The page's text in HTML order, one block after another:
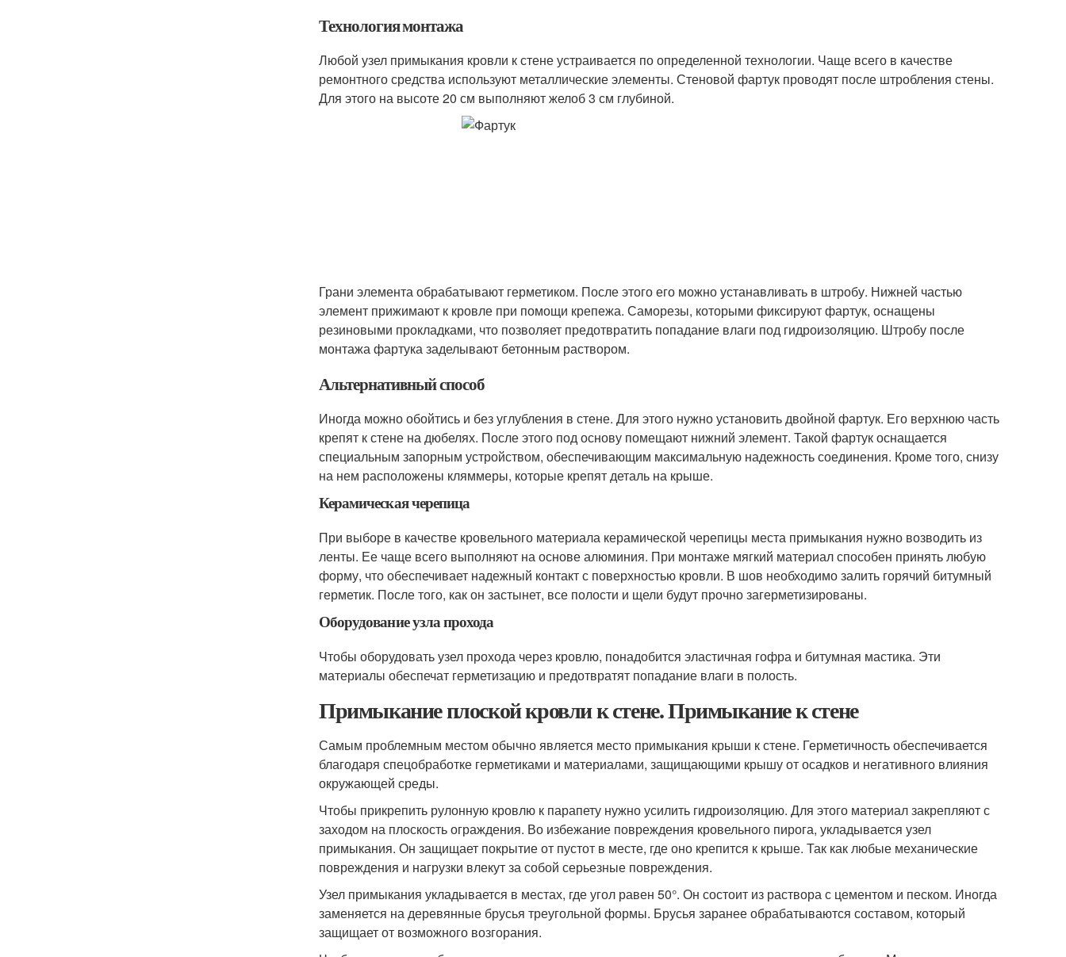
Технология монтажа
Любой узел примыкания кровли к стене устраивается по определенной технологии. Чаще всего в качестве
ремонтного средства используют металлические элементы. Стеновой фартук проводят после штробления стены.
Для этого на высоте 20 см выполняют желоб 3 см глубиной.
Грани элемента обрабатывают герметиком. После этого его можно устанавливать в штробу. Нижней частью
элемент прижимают к кровле при помощи крепежа. Саморезы, которыми фиксируют фартук, оснащены
резиновыми прокладками, что позволяет предотвратить попадание влаги под гидроизоляцию. Штробу после
монтажа фартука заделывают бетонным раствором.
Альтернативный способ
Иногда можно обойтись и без углубления в стене. Для этого нужно установить двойной фартук. Его верхнюю часть
крепят к стене на дюбелях. После этого под основу помещают нижний элемент. Такой фартук оснащается
специальным запорным устройством, обеспечивающим максимальную надежность соединения. Кроме того, снизу
на нем расположены кляммеры, которые крепят деталь на крыше.
Керамическая черепица
При выборе в качестве кровельного материала керамической черепицы места примыкания нужно возводить из
ленты. Ее чаще всего выполняют на основе алюминия. При монтаже мягкий материал способен принять любую
форму, что обеспечивает надежный контакт с поверхностью кровли. В шов необходимо залить горячий битумный
герметик. После того, как он застынет, все полости и щели будут прочно загерметизированы.
Оборудование узла прохода
Чтобы оборудовать узел прохода через кровлю, понадобится эластичная гофра и битумная мастика. Эти
материалы обеспечат герметизацию и предотвратят попадание влаги в полость.
Примыкание плоской кровли к стене. Примыкание к стене
Самым проблемным местом обычно является место примыкания крыши к стене. Герметичность обеспечивается
благодаря спецобработке герметиками и материалами, защищающими крышу от осадков и негативного влияния
окружающей среды.
Чтобы прикрепить рулонную кровлю к парапету нужно усилить гидроизоляцию. Для этого материал закрепляют с
заходом на плоскость ограждения. Во избежание повреждения кровельного пирога, укладывается узел
примыкания. Он защищает покрытие от пустот в месте, где оно крепится к крыше. Так как любые механические
повреждения и нагрузки влекут за собой серьезные повреждения.
Узел примыкания укладывается в местах, где угол равен 50°. Он состоит из раствора с цементом и песком. Иногда
заменяется на деревянные брусья треугольной формы. Брусья заранее обрабатываются составом, который
защищает от возможного возгорания.